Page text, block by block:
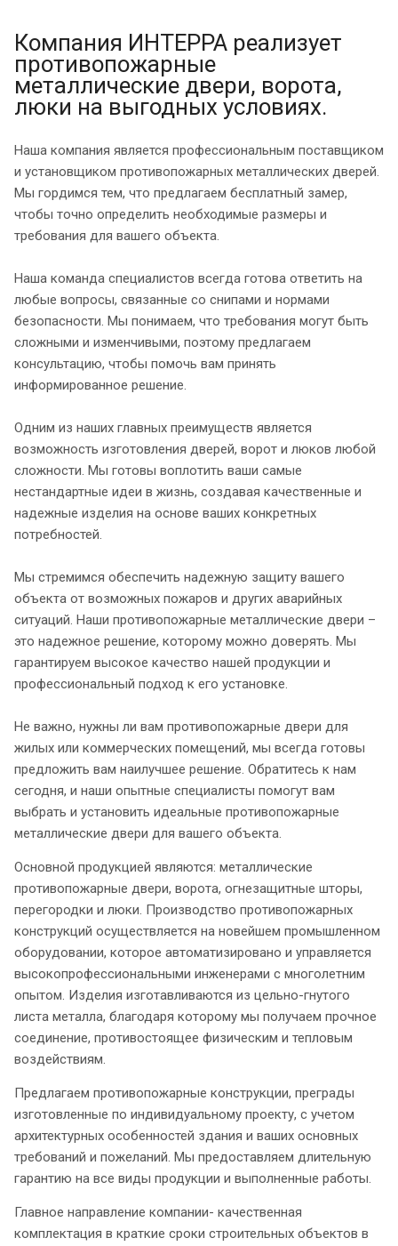
Компания ИНТЕРРА реализует
противопожарные
металлические двери, ворота,
люки на выгодных условиях.
Наша компания является профессиональным поставщиком
и установщиком противопожарных металлических дверей.
Мы гордимся тем, что предлагаем бесплатный замер,
чтобы точно определить необходимые размеры и
требования для вашего объекта.
Наша команда специалистов всегда готова ответить на
любые вопросы, связанные со снипами и нормами
безопасности. Мы понимаем, что требования могут быть
сложными и изменчивыми, поэтому предлагаем
консультацию, чтобы помочь вам принять
информированное решение.
Одним из наших главных преимуществ является
возможность изготовления дверей, ворот и люков любой
сложности. Мы готовы воплотить ваши самые
нестандартные идеи в жизнь, создавая качественные и
надежные изделия на основе ваших конкретных
потребностей.
Мы стремимся обеспечить надежную защиту вашего
объекта от возможных пожаров и других аварийных
ситуаций. Наши противопожарные металлические двери –
это надежное решение, которому можно доверять. Мы
гарантируем высокое качество нашей продукции и
профессиональный подход к его установке.
Не важно, нужны ли вам противопожарные двери для
жилых или коммерческих помещений, мы всегда готовы
предложить вам наилучшее решение. Обратитесь к нам
сегодня, и наши опытные специалисты помогут вам
выбрать и установить идеальные противопожарные
металлические двери для вашего объекта.
Основной продукцией являются: металлические
противопожарные двери, ворота, огнезащитные шторы,
перегородки и люки. Производство противопожарных
конструкций осуществляется на новейшем промышленном
оборудовании, которое автоматизировано и управляется
высокопрофессиональными инженерами с многолетним
опытом. Изделия изготавливаются из цельно-гнутого
листа металла, благодаря которому мы получаем прочное
соединение, противостоящее физическим и тепловым
воздействиям.
Предлагаем противопожарные конструкции, преграды
изготовленные по индивидуальному проекту, с учетом
архитектурных особенностей здания и ваших основных
требований и пожеланий. Мы предоставляем длительную
гарантию на все виды продукции и выполненные работы.
Главное направление компании- качественная
комплектация в краткие сроки строительных объектов в